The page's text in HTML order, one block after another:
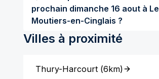
prochain dimanche 16 aout à Les
Moutiers-en-Cinglais ?
Villes à proximité
Thury-Harcourt(6km)